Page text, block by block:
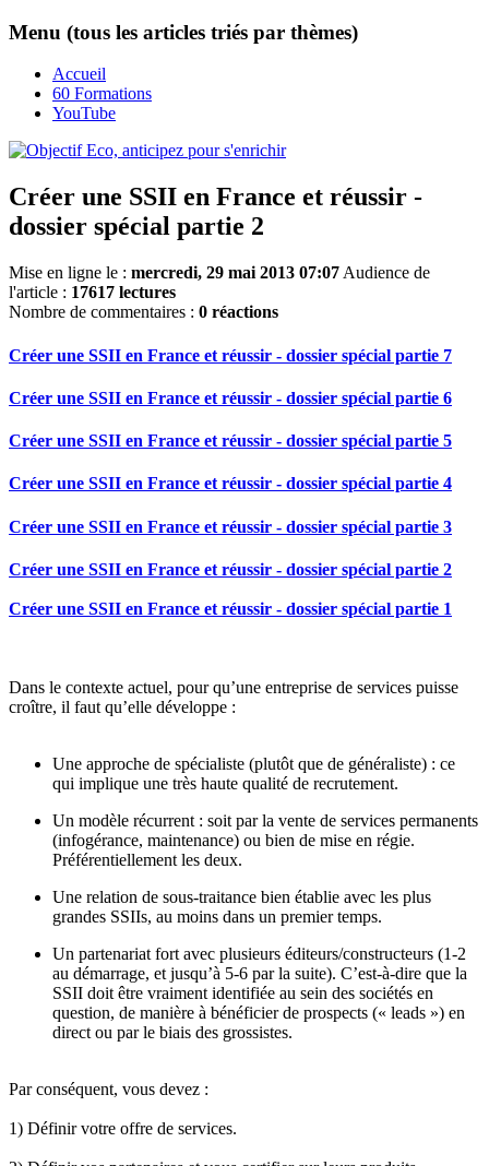
Menu (tous les articles triés par thèmes)
Accueil
60 Formations
YouTube
Créer une SSII en France et réussir -
dossier spécial partie 2
Mise en ligne le : mercredi, 29 mai 2013 07:07 Audience de
l'article : 17617 lectures
Nombre de commentaires : 0 réactions
Créer une SSII en France et réussir - dossier spécial partie 7
Créer une SSII en France et réussir - dossier spécial partie 6
Créer une SSII en France et réussir - dossier spécial partie 5
Créer une SSII en France et réussir - dossier spécial partie 4
Créer une SSII en France et réussir - dossier spécial partie 3
Créer une SSII en France et réussir - dossier spécial partie 2
Créer une SSII en France et réussir - dossier spécial partie 1
Dans le contexte actuel, pour qu’une entreprise de services puisse
croître, il faut qu’elle développe :
Une approche de spécialiste (plutôt que de généraliste) : ce
qui implique une très haute qualité de recrutement.
Un modèle récurrent : soit par la vente de services permanents
(infogérance, maintenance) ou bien de mise en régie.
Préférentiellement les deux.
Une relation de sous-traitance bien établie avec les plus
grandes SSIIs, au moins dans un premier temps.
Un partenariat fort avec plusieurs éditeurs/constructeurs (1-2
au démarrage, et jusqu’à 5-6 par la suite). C’est-à-dire que la
SSII doit être vraiment identifiée au sein des sociétés en
question, de manière à bénéficier de prospects (« leads ») en
direct ou par le biais des grossistes.
Par conséquent, vous devez :
1) Définir votre offre de services.